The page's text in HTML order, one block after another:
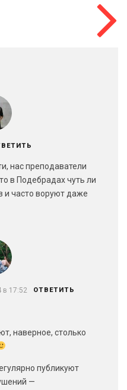
нас преподаватели
в Подебрадах чуть ли
и часто воруют даже
в 17:52 ОТВЕТИТЬ
наверное, столько
публикуют
—